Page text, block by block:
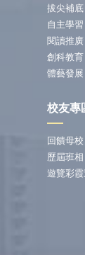
拔尖補底
自主學習
閱讀推廣
創科教育
體藝發展
校友專
回饋母校
歷屆班相
遊覽彩